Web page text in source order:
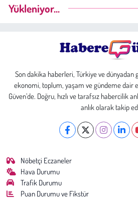
Yükleniyor...
Son dakika haberleri, Türkiye ve dünyadan
ekonomi, toplum, yaşam ve gündeme dair
Güven’de. Doğru, hızlı ve tarafsız habercilik
anlık olarak takip
Nöbetçi Eczaneler
Hava Durumu
Trafik Durumu
Puan Durumu ve Fikstür